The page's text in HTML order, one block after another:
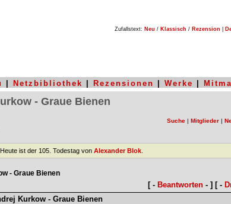
Zufallstext: Neu / Klassisch / Rezension
Netzbibliothek Rezensionen Werke
- Graue Bienen
Suche | Mitglieder |
Heute ist der 105. Todestag von Alexander Blok
- Graue Bienen
[ - Beantworten - ] [ -
Kurkow - Graue Bienen